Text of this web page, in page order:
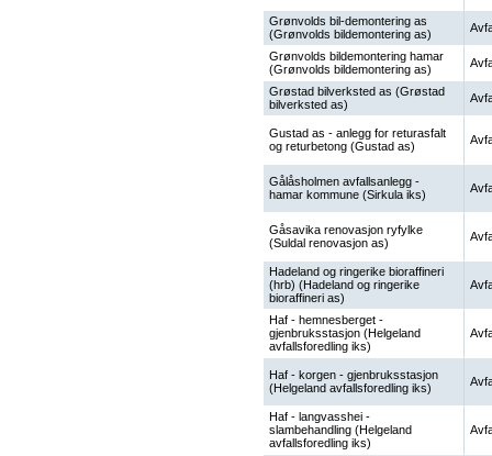
Grønvolds bil-demontering as
(Grønvolds bildemontering as)
Grønvolds bildemontering hamar
(Grønvolds bildemontering as)
Grøstad bilverksted as (Grøstad
bilverksted as)
Gustad as - anlegg for returasfalt
og returbetong (Gustad as)
Gålåsholmen avfallsanlegg -
hamar kommune (Sirkula iks)
Gåsavika renovasjon ryfylke
(Suldal renovasjon as)
Hadeland og ringerike bioraffineri
(hrb) (Hadeland og ringerike
bioraffineri as)
Haf - hemnesberget -
gjenbruksstasjon (Helgeland
avfallsforedling iks)
Haf - korgen - gjenbruksstasjon
(Helgeland avfallsforedling iks)
Haf - langvasshei -
slambehandling (Helgeland
avfallsforedling iks)